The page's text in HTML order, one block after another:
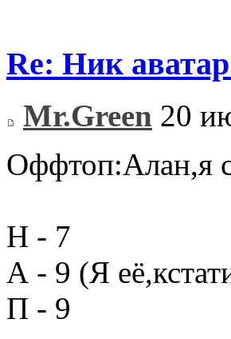
Re: Ник
Mr.Green 20
Оффтоп:Алан,я
Н - 7
А - 9 (Я
П - 9